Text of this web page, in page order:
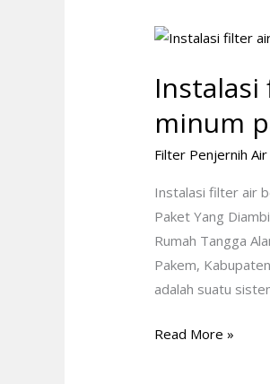
minum
Filter Penjernih
Instalasi filter air
Paket Yang
Rumah Tangga
Pakem,
adalah suatu
Instalasi
air
dan
mesin
Read More »